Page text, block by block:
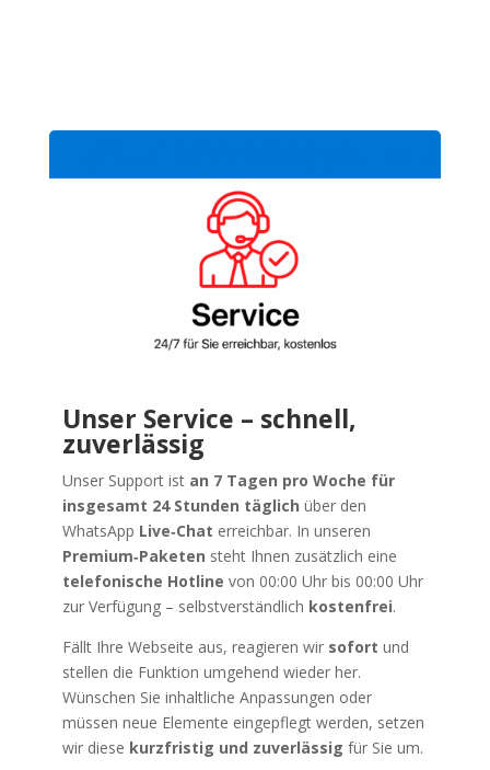
Unser Service – schnell,
zuverlässig
Unser Support ist an 7 Tagen pro Woche für
insgesamt 24 Stunden täglich über den
WhatsApp Live‑Chat erreichbar. In unseren
Premium‑Paketen steht Ihnen zusätzlich eine
telefonische Hotline von 00:00 Uhr bis 00:00 Uhr
zur Verfügung – selbstverständlich kostenfrei.
Fällt Ihre Webseite aus, reagieren wir sofort und
stellen die Funktion umgehend wieder her.
Wünschen Sie inhaltliche Anpassungen oder
müssen neue Elemente eingepflegt werden, setzen
wir diese kurzfristig und zuverlässig für Sie um.